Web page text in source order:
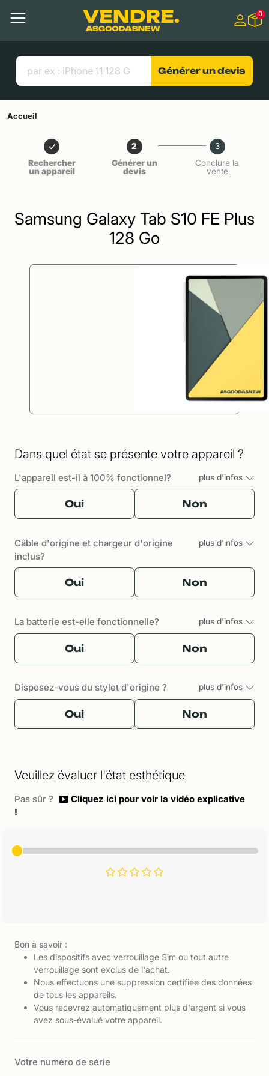
Contenu principal
Menu
Liens utiles
0
Générer un devis
Accueil
Rechercher
un appareil
2
Générer un
devis
3
Conclure la
vente
Samsung Galaxy Tab S10 FE Plus
128 Go
Dans quel état se présente votre appareil ?
L'appareil est-il à 100% fonctionnel? plus d'infos
Oui Non
Câble d'origine et chargeur d'origine
inclus?
plus d'infos
Oui Non
La batterie est-elle fonctionnelle? plus d'infos
Oui Non
Disposez-vous du stylet d'origine ? plus d'infos
Oui Non
Veuillez évaluer l'état esthétique
Pas sûr ?
Cliquez ici pour voir la vidéo explicative
!
Bon à savoir :
Les dispositifs avec verrouillage Sim ou tout autre
verrouillage sont exclus de l'achat.
Nous effectuons une suppression certifiée des données
de tous les appareils.
Vous recevrez automatiquement plus d'argent si vous
avez sous-évalué votre appareil.
Votre numéro de série